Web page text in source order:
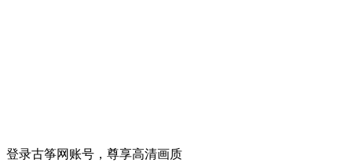
登录古筝网账号，尊享高清画质